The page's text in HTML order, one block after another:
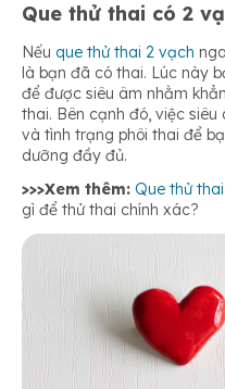
Que thử thai có 2
Nếu que thử thai 2 vạch
là bạn đã có thai. Lúc này
để được siêu âm nhằm
thai. Bên cạnh đó, việc
và tình trạng phôi thai để
dưỡng đầy đủ.
>>>Xem thêm: Que thử
gì để thử thai chính xác?